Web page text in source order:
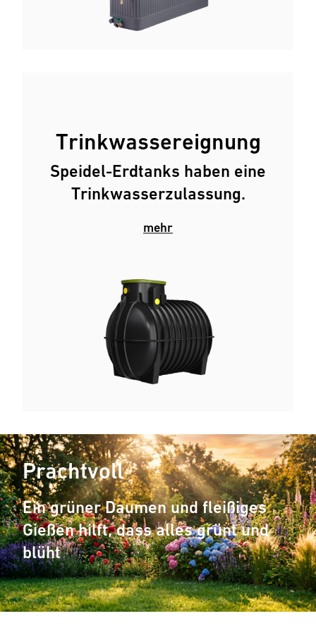
Trinkwassereignung
Speidel-Erdtanks haben eine
Trinkwasserzulassung.
mehr
Prachtvoll
Ein grüner Daumen und fleißiges
Gießen hilft, dass alles grünt und
blüht